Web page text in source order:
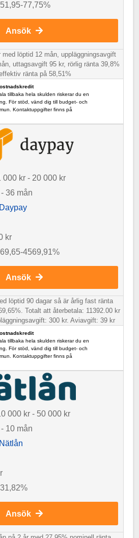
77,75%
Ansök
löptid 12 mån, uppläggningsavgift
uttagsavgift 95 kr, rörlig ränta 39,8%
ränta på 58,51%
tillbaka hela skulden riskerar du en
För stöd, vänd dig till budget- och
Kontaktuppgifter finns på
000 kr - 20 000 kr
36 mån
Daypay
kr
4569,91%
Ansök
löptid 90 dagar så är årlig fast ränta
Totalt att återbetala: 11392.00 kr
300 kr. Aviavgift: 39 kr
tillbaka hela skulden riskerar du en
För stöd, vänd dig till budget- och
Kontaktuppgifter finns på
000 kr - 50 000 kr
10 mån
Nätlån
Ansök